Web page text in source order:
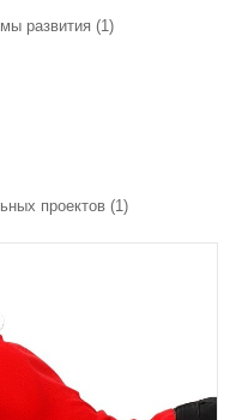
развития (1)
проектов (1)